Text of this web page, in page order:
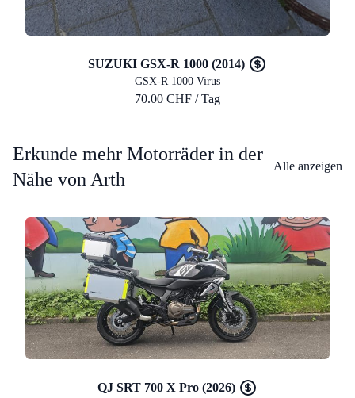
SUZUKI GSX-R 1000 (2014)
GSX-R 1000 Virus
70.00 CHF / Tag
Erkunde mehr Motorräder in der
Nähe von Arth
Alle anzeigen
QJ SRT 700 X Pro (2026)